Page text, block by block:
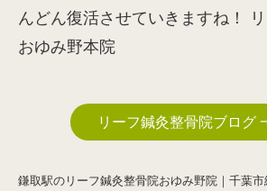
んどん復活させていきますね！
おゆみ野本院
リーフ鍼灸整骨院ブログ
鎌取駅のリーフ鍼灸整骨院おゆみ野院｜千葉市